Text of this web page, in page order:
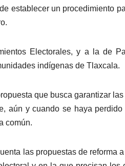
establecer un procedimiento
Electorales, y a la de
indígenas de Tlaxcala.
que busca garantizar
aún y cuando se haya
común.
las propuestas de reforma